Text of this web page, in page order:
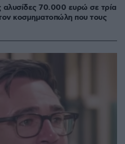
70.000 ευρώ σε τρία
κοσμηματοπώλη που τους